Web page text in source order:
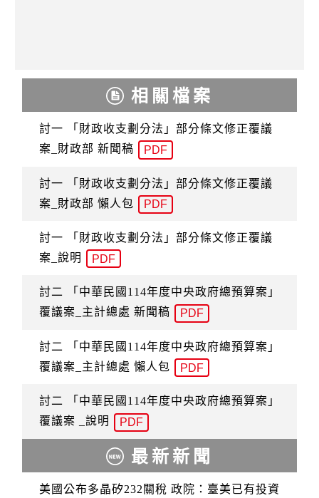
相關檔案
討一 「財政收支劃分法」部分條文修正覆議
案_財政部 新聞稿
PDF
討一 「財政收支劃分法」部分條文修正覆議
案_財政部 懶人包
PDF
討一 「財政收支劃分法」部分條文修正覆議
案_說明
PDF
討二 「中華民國114年度中央政府總預算案」
覆議案_主計總處 新聞稿
PDF
討二 「中華民國114年度中央政府總預算案」
覆議案_主計總處 懶人包
PDF
討二 「中華民國114年度中央政府總預算案」
覆議案 _說明
PDF
最新新聞
美國公布多晶矽232關稅 政院：臺美已有投資